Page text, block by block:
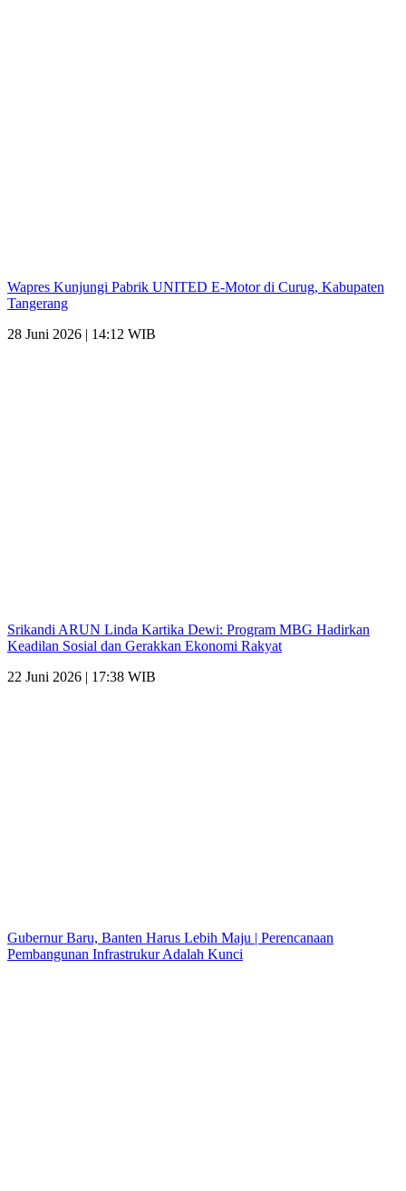
Wapres Kunjungi Pabrik UNITED E-Motor di Curug, Kabupaten
Tangerang
28 Juni 2026 | 14:12 WIB
Srikandi ARUN Linda Kartika Dewi: Program MBG Hadirkan
Keadilan Sosial dan Gerakkan Ekonomi Rakyat
22 Juni 2026 | 17:38 WIB
Gubernur Baru, Banten Harus Lebih Maju | Perencanaan
Pembangunan Infrastrukur Adalah Kunci